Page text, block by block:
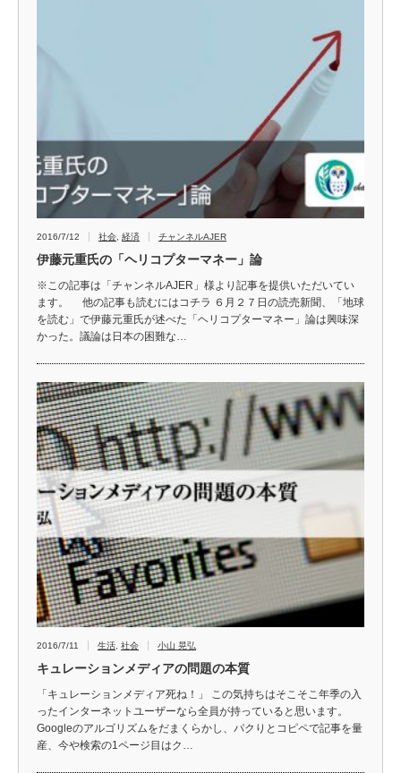
2016/7/12 社会 経済 チャンネルAJER
伊藤元重氏の「ヘリコプターマネー」論
※この記事は「チャンネルAJER」様より記事を提供いただいてい
ます。 他の記事も読むにはコチラ ６月２７日の読売新聞、「地球
を読む」で伊藤元重氏が述べた「ヘリコプターマネー」論は興味深
かった。議論は日本の困難な…
2016/7/11 生活 社会 小山 晃弘
キュレーションメディアの問題の本質
「キュレーションメディア死ね！」 この気持ちはそこそこ年季の入
ったインターネットユーザーなら全員が持っていると思います。
Googleのアルゴリズムをだまくらかし、パクりとコピペで記事を量
産、今や検索の1ページ目はク…